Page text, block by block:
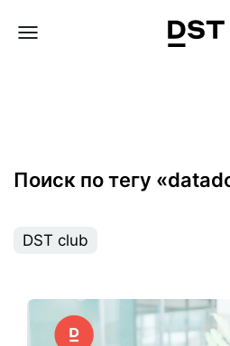
Navigation Menu
Поиск по тегу
DST club